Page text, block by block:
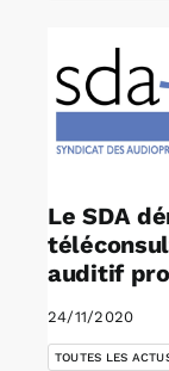
Le SDA
auditif
24/11/2020
TOUTES LES